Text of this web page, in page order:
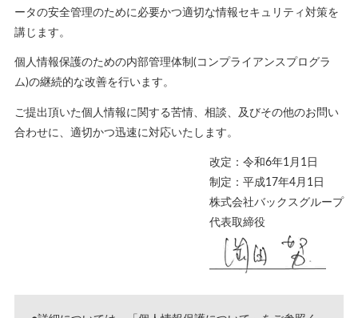
ータの安全管理のために必要かつ適切な情報セキュリティ対策を
講じます。
個人情報保護のための内部管理体制(コンプライアンスプログラ
ム)の継続的な改善を行います。
ご提出頂いた個人情報に関する苦情、相談、及びその他のお問い
合わせに、適切かつ迅速に対応いたします。
改定：令和6年1月1日
制定：平成17年4月1日
株式会社バックスグループ
代表取締役